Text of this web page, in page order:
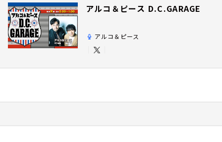
アルコ＆ピース D.C.GARAGE
アルコ＆ピース